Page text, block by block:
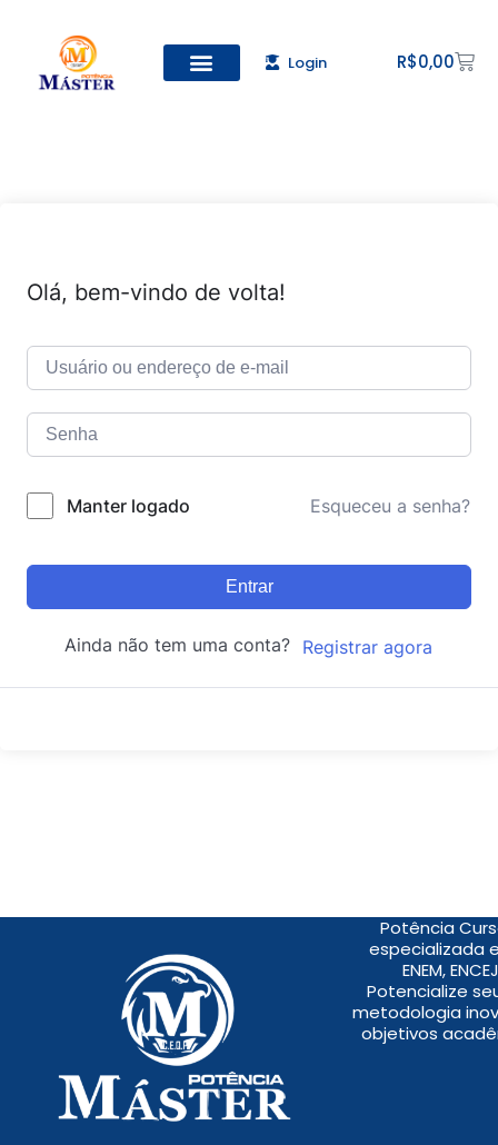
Login R$0,00
Olá, bem-vindo de volta!
Manter logado Esqueceu a senha?
Entrar
Ainda não tem uma conta? Registrar agora
Potência
especializada
ENEM,
Potencialize
metodologia
objetivos